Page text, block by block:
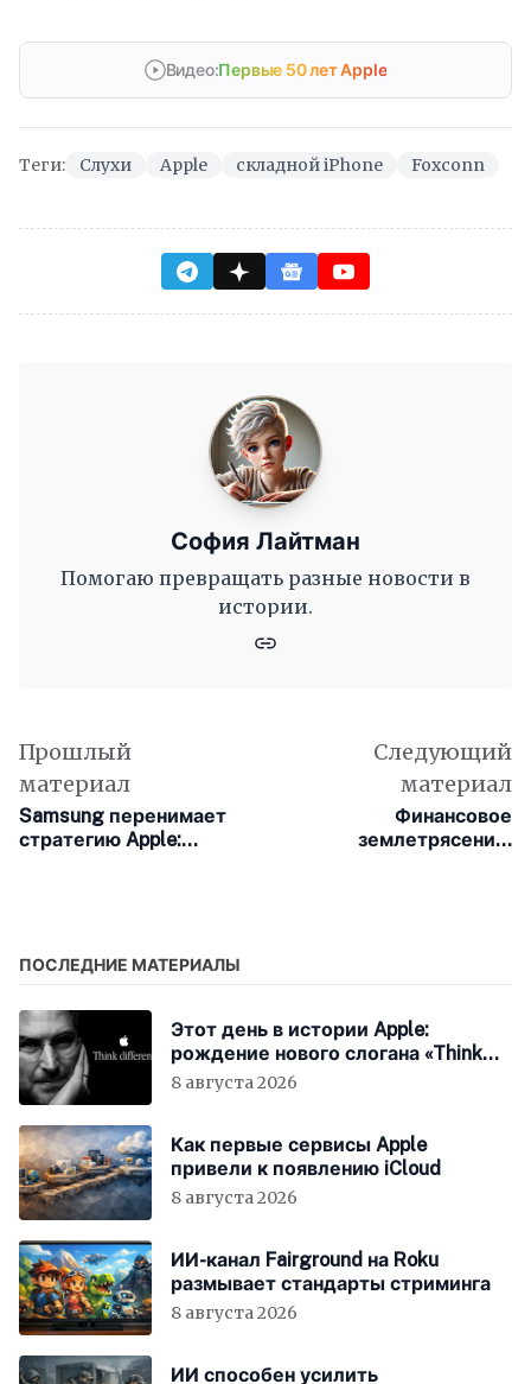
Видео:Первые 50 лет Apple
Теги: Слухи Apple складной iPhone Foxconn
София Лайтман
Помогаю превращать разные новости в
истории.
Прошлый
материал
Samsung перенимает
стратегию Apple:
Следующий
материал
Финансовое
землетрясение:
ПОСЛЕДНИЕ МАТЕРИАЛЫ
Этот день в истории Apple:
рождение нового слогана «Think
Different»
8 августа 2026
Как первые сервисы Apple
привели к появлению iCloud
8 августа 2026
ИИ-канал Fairground на Roku
размывает стандарты стриминга
8 августа 2026
ИИ способен усилить